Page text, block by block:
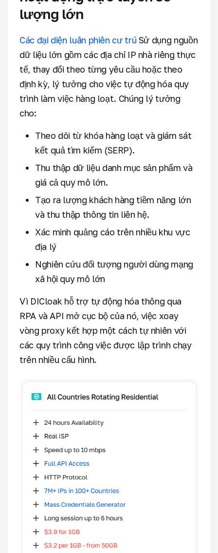
lượng lớn
Các đại diện luân phiên cư trú Sử dụng nguồn
dữ liệu lớn gồm các địa chỉ IP nhà riêng thực
tế, thay đổi theo từng yêu cầu hoặc theo
định kỳ, lý tưởng cho việc tự động hóa quy
trình làm việc hàng loạt. Chúng lý tưởng
cho:
Theo dõi từ khóa hàng loạt và giám sát
kết quả tìm kiếm (SERP).
Thu thập dữ liệu danh mục sản phẩm và
giá cả quy mô lớn.
Tạo ra lượng khách hàng tiềm năng lớn
và thu thập thông tin liên hệ.
Xác minh quảng cáo trên nhiều khu vực
địa lý
Nghiên cứu đối tượng người dùng mạng
xã hội quy mô lớn
Vì DICloak hỗ trợ tự động hóa thông qua
RPA và API mở cục bộ của nó, việc xoay
vòng proxy kết hợp một cách tự nhiên với
các quy trình công việc được lập trình chạy
trên nhiều cấu hình.